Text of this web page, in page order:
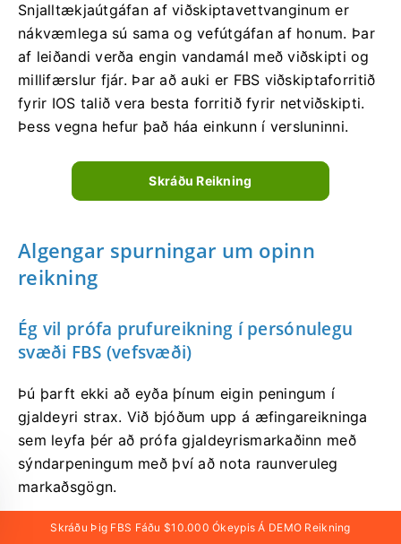
Snjalltækjaútgáfan af viðskiptavettvanginum er
nákvæmlega sú sama og vefútgáfan af honum. Þar
af leiðandi verða engin vandamál með viðskipti og
millifærslur fjár. Þar að auki er FBS viðskiptaforritið
fyrir IOS talið vera besta forritið fyrir netviðskipti.
Þess vegna hefur það háa einkunn í versluninni.
Skráðu Reikning
Algengar spurningar um opinn
reikning
Ég vil prófa prufureikning í persónulegu
svæði FBS (vefsvæði)
Þú þarft ekki að eyða þínum eigin peningum í
gjaldeyri strax. Við bjóðum upp á æfingareikninga
sem leyfa þér að prófa gjaldeyrismarkaðinn með
sýndarpeningum með því að nota raunveruleg
markaðsgögn.
Notkun prufureiknings er frábær leið til að læra að
Skráðu Þig FBS Fáðu $10.000 Ókeypis Á DEMO Reikning